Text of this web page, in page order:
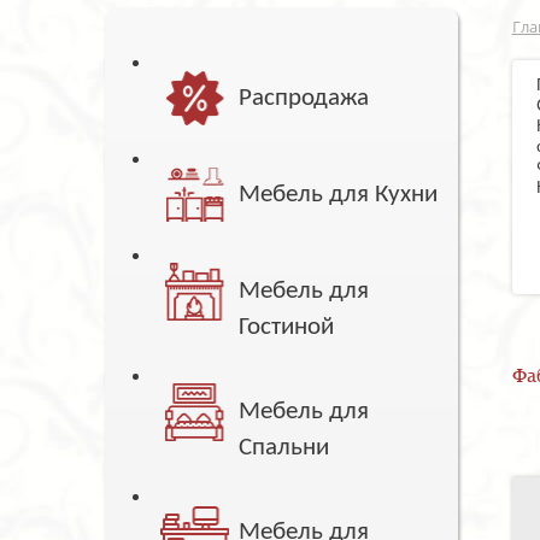
Распродажа
Мебель для Кухни
Мебель для
Гостиной
Мебель для
Спальни
Мебель для